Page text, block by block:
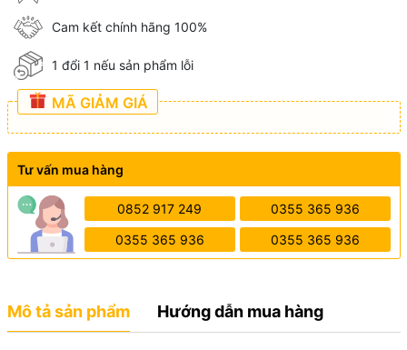
Cam kết chính hãng 100%
1 đổi 1 nếu sản phẩm lỗi
MÃ GIẢM GIÁ
Tư vấn mua hàng
0852 917 249 0355 365 936
0355 365 936 0355 365 936
Mô tả sản phẩm Hướng dẫn mua hàng